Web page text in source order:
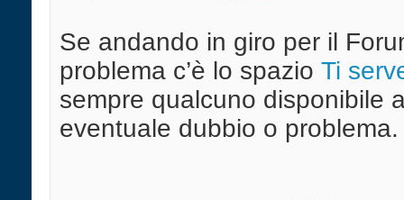
Se andando in giro per il
problema c’è lo spazio Ti
sempre qualcuno disponibile
eventuale dubbio o problema.